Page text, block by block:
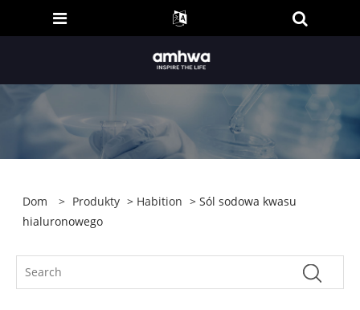
Dom > Produkty > Habition > Sól sodowa kwasu
hialuronowego